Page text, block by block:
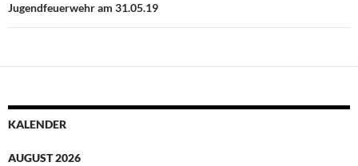
Jugendfeuerwehr am 31.05.19
KALENDER
AUGUST 2026